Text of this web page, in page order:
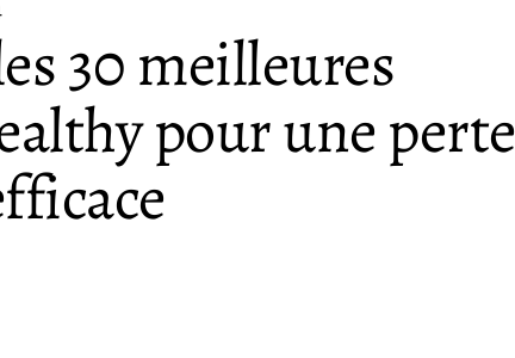
30 meilleures
pour une perte